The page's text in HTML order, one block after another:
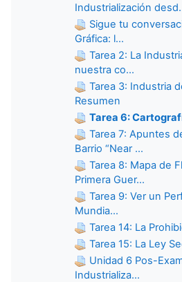
Industrialización
Sigue tu
Gráfica: l...
Tarea 2: La
nuestra co...
Tarea 3: Industria
Resumen
Tarea 6:
Tarea 7: Apuntes
Barrio “Near ...
Tarea 8: Mapa de
Primera Guer...
Tarea 9: Ver un
Mundia...
Tarea 14: La
Tarea 15: La Ley
Unidad 6 Pos-
Industrializa...